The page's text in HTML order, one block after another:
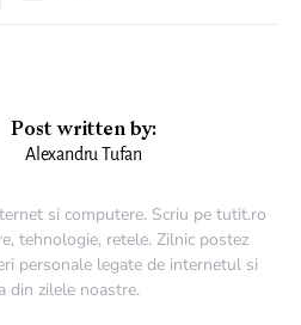
Post written by:
Alexandru Tufan
si computere. Scriu pe tutit.ro
tehnologie, retele. Zilnic postez
personale legate de internetul si
din zilele noastre.